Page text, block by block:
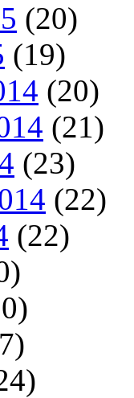
(20)
(19)
(20)
(21)
(23)
(22)
(22)